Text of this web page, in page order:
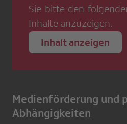
Sie bitte den
Inhalte anzuzeigen.
Inhalt anzeigen
Medienförderung und
Abhängigkeiten